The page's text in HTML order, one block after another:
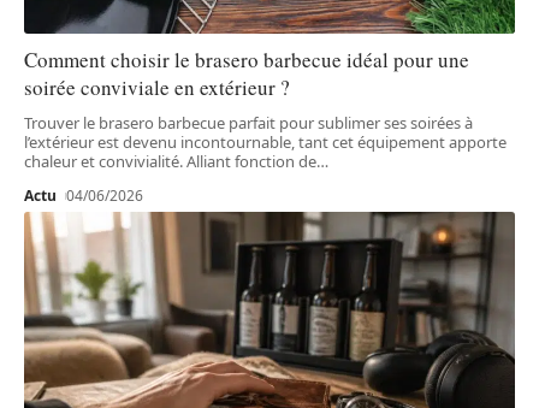
Comment choisir le brasero barbecue idéal pour une
soirée conviviale en extérieur ?
Trouver le brasero barbecue parfait pour sublimer ses soirées à
l’extérieur est devenu incontournable, tant cet équipement apporte
chaleur et convivialité. Alliant fonction de…
Actu 04/06/2026